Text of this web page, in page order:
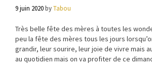
9 juin 2020byTabou
Très belle fête des mères à toutes les
peu la fête des mères tous les jours
grandir, leur sourire, leur joie de vivre mais
au quotidien mais on va profiter de ce